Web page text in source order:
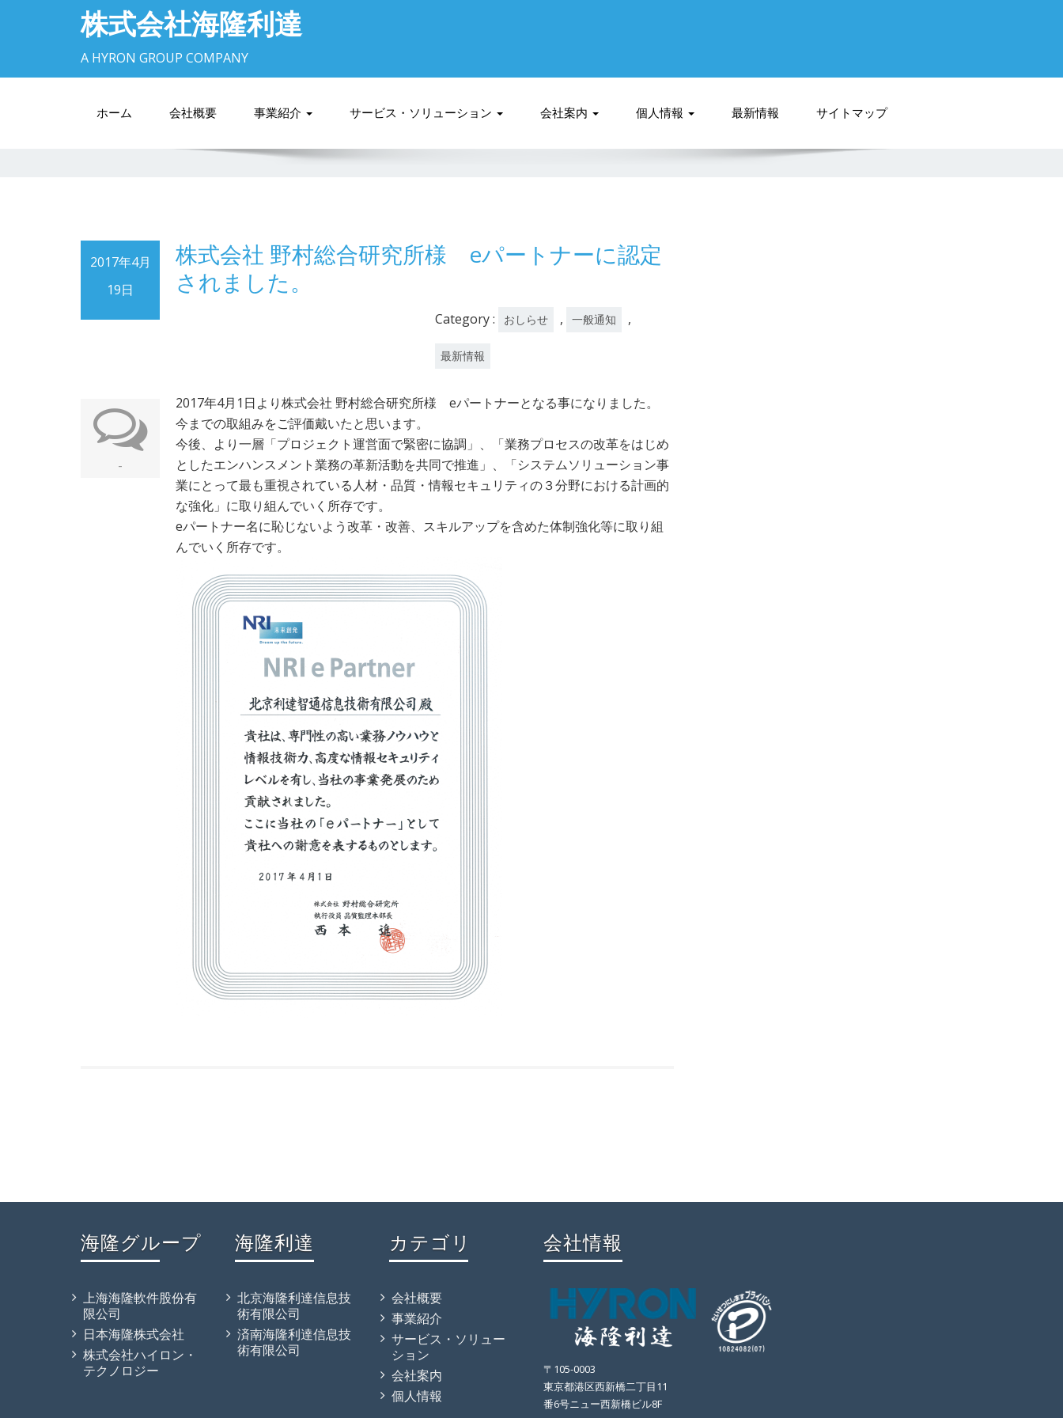
株式会社海隆利達
A HYRON GROUP COMPANY
ホーム 会社概要 事業紹介 サービス・ソリューション 会社案内 個人情報 最新情報 サイトマップ
2017年4月
19日
-
株式会社 野村総合研究所様 eパートナーに認定
されました。
Category : おしらせ , 一般通知 ,
最新情報
2017年4月1日より株式会社 野村総合研究所様 eパートナーとなる事になりました。
今までの取組みをご評価戴いたと思います。
今後、より一層「プロジェクト運営面で緊密に協調」、「業務プロセスの改革をはじめ
としたエンハンスメント業務の革新活動を共同で推進」、「システムソリューション事
業にとって最も重視されている人材・品質・情報セキュリティの３分野における計画的
な強化」に取り組んでいく所存です。
eパートナー名に恥じないよう改革・改善、スキルアップを含めた体制強化等に取り組
んでいく所存です。
海隆グループ
上海海隆軟件股份有
限公司
日本海隆株式会社
株式会社ハイロン・
テクノロジー
海隆利達
北京海隆利達信息技
術有限公司
済南海隆利達信息技
術有限公司
カテゴリ
会社概要
事業紹介
サービス・ソリュー
ション
会社案内
個人情報
会社情報
〒105-0003
東京都港区西新橋二丁目11
番6号ニュー西新橋ビル8F